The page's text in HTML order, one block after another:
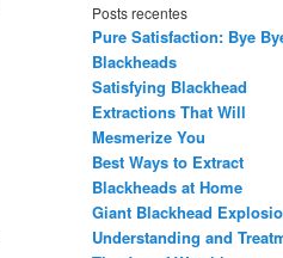
Posts recentes
Pure Satisfaction: Bye
Blackheads
Satisfying Blackhead
Extractions That Will
Mesmerize You
Best Ways to Extract
Blackheads at Home
Giant Blackhead
Understanding and